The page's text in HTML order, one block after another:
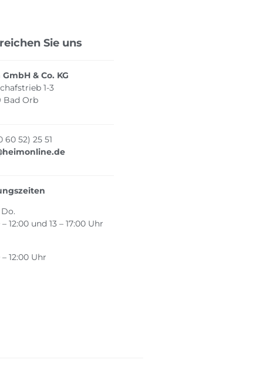
Sie uns
& Co. KG
1-3
Bad Orb
60 52) 25 51
12:00 und 13 – 17:00 Uhr
12:00 Uhr